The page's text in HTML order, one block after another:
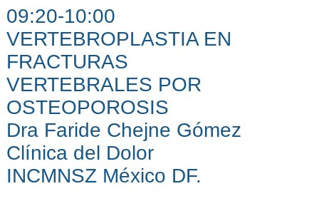
09:20-10:00
VERTEBROPLASTIA EN
FRACTURAS
VERTEBRALES POR
OSTEOPOROSIS
Dra Faride Chejne Gómez
Clínica del Dolor
INCMNSZ México DF.